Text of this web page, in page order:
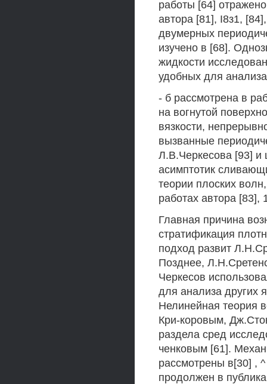
работы [64]
автора [81], I8з1,
двумерных
изучено в [68].
жидкости
удобных для
- б рассмотрена в
на вогнутой
вязкости,
вызванные
Л.В.Черкесова [93] и
асимптотик
теории плоских
работах автора [83],
Главная причина
стратификация
подход развит
Позднее,
Черкесов
для анализа других
Нелинейная теория
Кри-коровым,
раздела сред
ченковым [61].
рассмотрены в[30] ,
продолжен в